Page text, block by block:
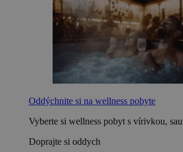
Oddýchnite si na wellness pobyte
Vyberte si wellness pobyt s vírivkou,
Doprajte si oddych